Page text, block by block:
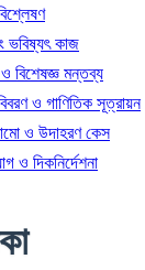
ভবিষ্যৎ কাজ
বিশেষজ্ঞ মন্তব্য
ও গাণিতিক সূত্রায়ন
ও উদাহরণ কেস
ও দিকনির্দেশনা